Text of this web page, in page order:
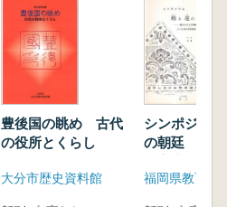
豊後国の眺め 古代
の役所とくらし
大分市歴史資料館
シンポジウ
の朝廷 東
福岡県教育委